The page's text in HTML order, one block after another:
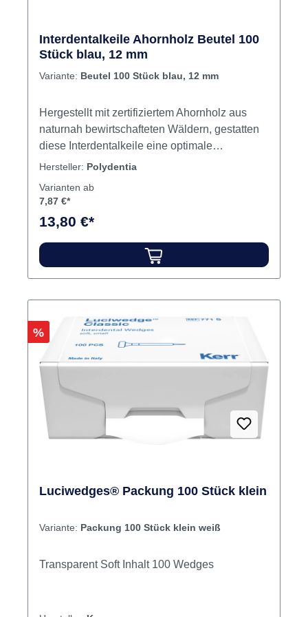
Interdentalkeile Ahornholz Beutel 100
Stück blau, 12 mm
Variante: Beutel 100 Stück blau, 12 mm
Hergestellt mit zertifiziertem Ahornholz aus
naturnah bewirtschafteten Wäldern, gestatten
diese Interdentalkeile eine optimale
Anpassung der Matrize an die zervikale Stufe
sind sie einer einwandfreien Endbearbeitung
Kinderzahnmedizin, XL für die Parodontologie.
Die XL-Keilchen sind nicht in der assortierten
Hersteller: Polydentia
Varianten ab
7,87 €*
13,80 €*
Rabatt
%
Luciwedges® Packung 100 Stück klein
Variante: Packung 100 Stück klein weiß
Transparent Soft Inhalt 100 Wedges